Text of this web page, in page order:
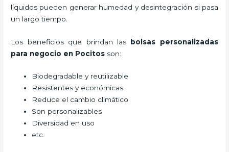
líquidos pueden generar humedad y desintegración si pasa
un largo tiempo.
Los beneficios que brindan lasbolsas personalizadas
para negocio en Pocitos son:
Biodegradable y reutilizable
Resistentes y económicas
Reduce el cambio climático
Son personalizables
Diversidad en uso
etc.